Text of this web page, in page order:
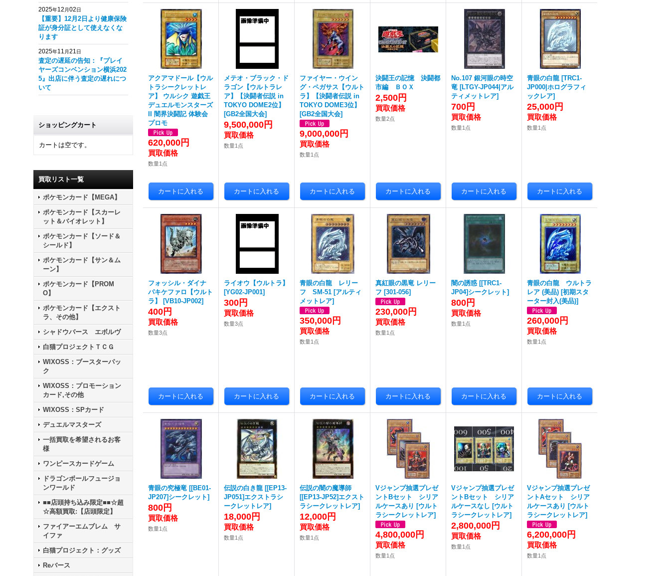
2025年12 月02日
【重要】12月2日より健康保険
証が身分証として使えなくな
ります
2025年11 月21日
査定の遅延の告知：『プレイ
ヤーズコンベンション横浜202
5』出店に伴う査定の遅れにつ
いて
ショッピングカート
カートは空です。
買取リスト一覧
ポケモンカード【MEGA】
ポケモンカード【スカーレ
ット＆バイオレット】
ポケモンカード【ソード＆
シールド】
ポケモンカード【サン＆ム
ーン】
ポケモンカード【PROM
O】
ポケモンカード【エクスト
ラ、その他】
シャドウバース エボルヴ
白猫プロジェクトＴＣＧ
WIXOSS：ブースターパッ
ク
WIXOSS：プロモーション
カード,その他
WIXOSS：SPカード
デュエルマスターズ
一括買取を希望されるお客
様
ワンピースカードゲーム
ドラゴンボールフュージョ
ンワールド
■■店頭持ち込み限定■■☆超
☆高額買取:【店頭限定】
ファイアーエムブレム サ
イファ
白猫プロジェクト：グッズ
Reバース
アクアマドール【ウル
トラシークレットレ
ア】 ウルシク 遊戯王
デュエルモンスターズ
II 闇界決闘記 体験会
プロモ
620,000円
数量1点
メテオ・ブラック・ド
ラゴン【ウルトラレ
ア】【決闘者伝説 in
TOKYO DOME2位】
[GB2全国大会]
9,500,000円
数量1点
ファイヤー・ウイン
グ・ペガサス【ウルト
ラ】【決闘者伝説 in
TOKYO DOME3位】
[GB2全国大会]
9,000,000円
数量1点
決闘王の記憶 決闘都
市編 ＢＯＸ
2,500円
数量2点
No.107 銀河眼の時空
竜 [LTGY-JP044|アル
ティメットレア]
700円
数量1点
青眼の白龍 [TRC1-
JP000|ホログラフィ
ックレア]
25,000円
数量1点
フォッシル・ダイナ
パキケファロ【ウルト
ラ】
[VB10-JP002]
400円
数量3点
ライオウ【ウルトラ】
[YG02-JP001]
300円
数量3点
青眼の白龍 レリー
フ SM-51 [アルティ
メットレア]
350,000円
数量1点
真紅眼の黒竜 レリー
フ [301-056]
230,000円
数量1点
闇の誘惑 [[TRC1-
JP04]シークレット]
800円
数量1点
青眼の白龍 ウルトラ
レア (美品) [初期スタ
ーター封入(美品)]
260,000円
数量1点
青眼の究極竜 [[BE01-
JP207]シークレット]
800円
数量1点
伝説の白き龍 [[EP13-
JP051]エクストラシ
ークレットレア]
18,000円
数量1点
伝説の闇の魔導師
[[EP13-JP52]エクスト
ラシークレットレア]
12,000円
数量1点
Vジャンプ抽選プレゼ
ントBセット シリア
ルケースあり [ウルト
ラシークレットレア]
4,800,000円
数量1点
Vジャンプ抽選プレゼ
ントBセット シリア
ルケースなし [ウルト
ラシークレットレア]
2,800,000円
数量1点
Vジャンプ抽選プレゼ
ントAセット シリア
ルケースあり [ウルト
ラシークレットレア]
6,200,000円
数量1点